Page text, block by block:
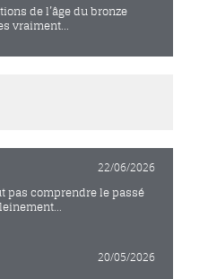
de l’âge du bronze
vraiment...
22/06/2026
pas comprendre le passé
20/05/2026